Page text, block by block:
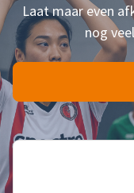
Laat maar even
nog